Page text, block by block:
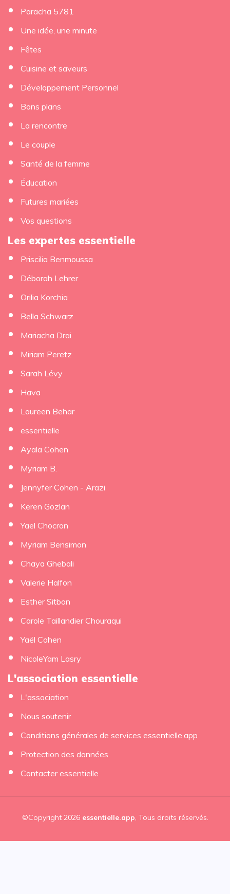
Paracha 5781
Une idée, une minute
Fêtes
Cuisine et saveurs
Développement Personnel
Bons plans
La rencontre
Le couple
Santé de la femme
Éducation
Futures mariées
Vos questions
Les expertes essentielle
Priscilia Benmoussa
Déborah Lehrer
Orilia Korchia
Bella Schwarz
Mariacha Drai
Miriam Peretz
Sarah Lévy
Hava
Laureen Behar
essentielle
Ayala Cohen
Myriam B.
Jennyfer Cohen - Arazi
Keren Gozlan
Yael Chocron
Myriam Bensimon
Chaya Ghebali
Valerie Halfon
Esther Sitbon
Carole Taillandier Chouraqui
Yaël Cohen
NicoleYam Lasry
L'association essentielle
L'association
Nous soutenir
Conditions générales de services essentielle.app
Protection des données
Contacter essentielle
©Copyright 2026 essentielle.app, Tous droits réservés.